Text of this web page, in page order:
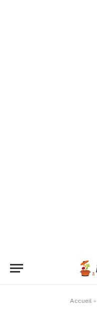
Accueil »